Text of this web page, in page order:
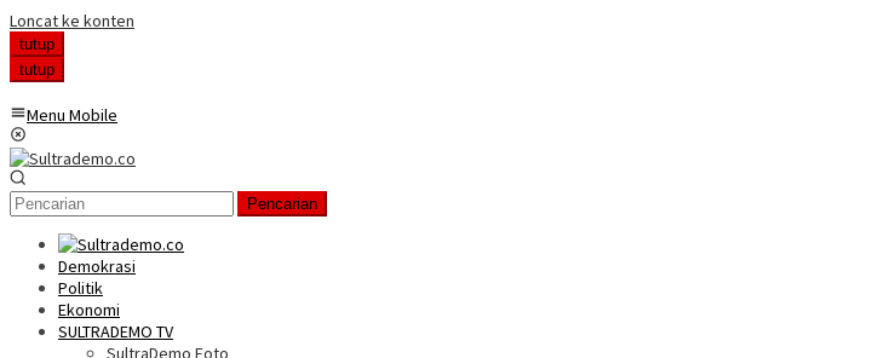
Loncat ke konten
tutup
tutup
Menu Mobile
Pencarian
Demokrasi
Politik
Ekonomi
SULTRADEMO TV
SultraDemo Foto